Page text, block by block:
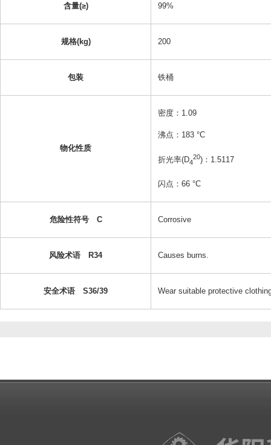
含量(≥) 99%
规格(kg) 200
包装 铁桶
物化性质
密度：1.09
沸点：183 °C
折光率(D4
20)：1.5117
闪点：66 °C
危险性符号 C Corrosive
风险术语 R34 Causes burns.
安全术语 S36/39 Wear suitable protective